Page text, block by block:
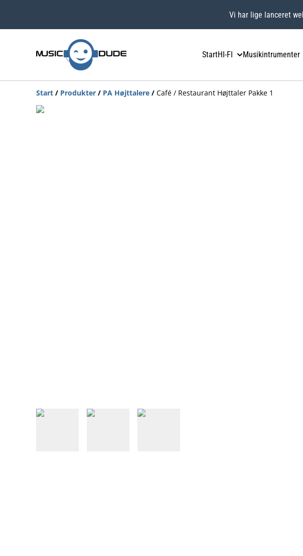
Vi har lige lanceret
StartHI-FI Musikintrumenter
Start / Produkter / PA Højttalere / Café / Restaurant Højttaler Pakke 1